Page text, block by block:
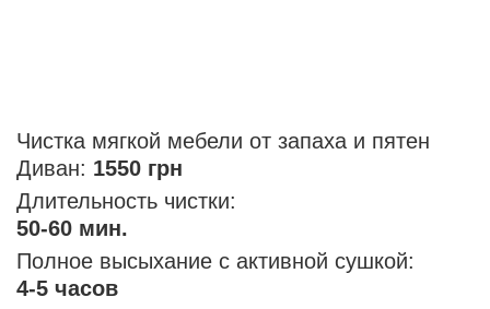
Чистка мягкой мебели от запаха и пятен
Диван: 1550 грн
Длительность чистки:
50-60 мин.
Полное высыхание с активной сушкой:
4-5 часов